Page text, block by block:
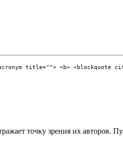
title=""> <b> <blockquote
точку зрения их авторов.